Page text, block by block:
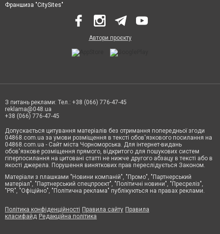
Франшиза "CitySites"
Автори проєкту
З питань реклами: Тел.: +38 (066) 776-47-45
reklama@048.ua
+38 (066) 776-47-45
Допускається цитування матеріалів без отримання попередньої згоди
04868.com.ua за умови розміщення в тексті обов'язкового посилання на
04868.com.ua - Сайт міста Чорноморська. Для інтернет-видань
обов'язкове розміщення прямого, відкритого для пошукових систем
гіперпосилання на цитовані статті не нижче другого абзацу в тексті або в
якості джерела. Порушення виняткових прав переслідується Законом.
Матеріали з плашками "Новини компаній", "Промо", "Партнерський
матеріал", "Партнерський спецпроєкт", "Політичні новини", "Пресреліз",
"PR", "Офіційно", "Політична реклама" публікуються на правах реклами.
Політика конфіденційності Правила сайту Правила
класифайд Редакційна політика